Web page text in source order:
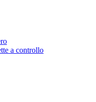
a controllo